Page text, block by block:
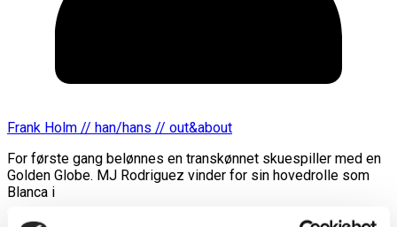
Frank Holm // han/hans // out&about
For første gang belønnes en transkønnet skuespiller med en
Golden Globe. MJ Rodriguez vinder for sin hovedrolle som
Blanca i
Læs mere